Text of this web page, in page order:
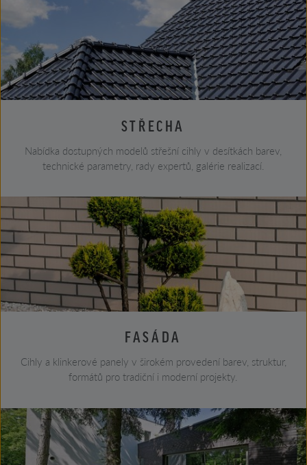
STŘECHA
Nabídka dostupných modelů střešní cihly v desítkách barev,
technické parametry, rady expertů, galérie realizací.
FASÁDA
Cihly a klinkerové panely v širokém provedení barev, struktur,
formátů pro tradiční i moderní projekty.